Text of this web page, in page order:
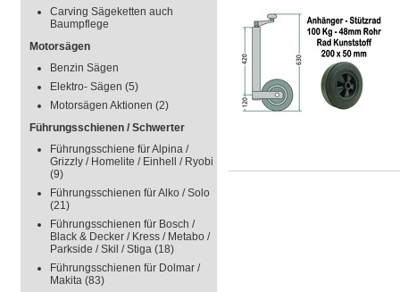
Carving Sägeketten auch
Baumpflege
Motorsägen
Benzin Sägen
Elektro- Sägen (5)
Motorsägen Aktionen (2)
Führungsschienen / Schwerter
Führungsschiene für Alpina /
Grizzly / Homelite / Einhell / Ryobi
(9)
Führungsschienen für Alko / Solo
(21)
Führungsschienen für Bosch /
Black & Decker / Kress / Metabo /
Parkside / Skil / Stiga (18)
Führungsschienen für Dolmar /
Makita (83)